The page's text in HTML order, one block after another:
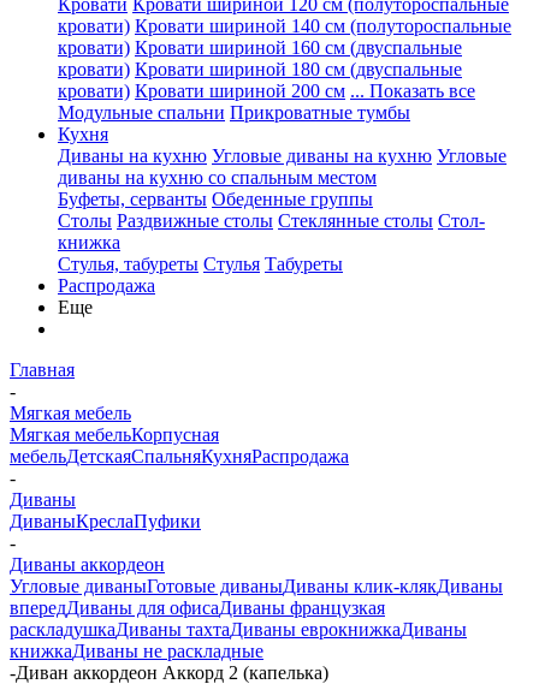
Кровати Кровати шириной 120 см (полутороспальные
кровати) Кровати шириной 140 см (полутороспальные
кровати) Кровати шириной 160 см (двуспальные
кровати) Кровати шириной 180 см (двуспальные
кровати) Кровати шириной 200 см ... Показать все
Модульные спальни Прикроватные тумбы
Кухня
Диваны на кухню Угловые диваны на кухню Угловые
диваны на кухню со спальным местом
Буфеты, серванты Обеденные группы
Столы Раздвижные столы Стеклянные столы Стол-
книжка
Стулья, табуреты Стулья Табуреты
Распродажа
Еще
Главная
-
Мягкая мебель
Мягкая мебельКорпусная
мебельДетскаяСпальняКухняРаспродажа
-
Диваны
ДиваныКреслаПуфики
-
Диваны аккордеон
Угловые диваныГотовые диваныДиваны клик-клякДиваны
впередДиваны для офисаДиваны французкая
раскладушкаДиваны тахтаДиваны еврокнижкаДиваны
книжкаДиваны не раскладные
-Диван аккордеон Аккорд 2 (капелька)